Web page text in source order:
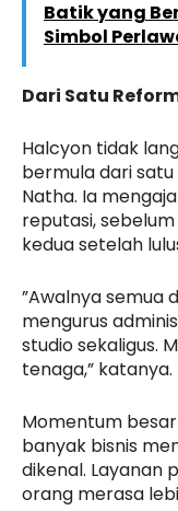
Batik yang
Simbol
Dari Satu
Halcyon tidak
bermula dari
Natha. Ia
reputasi,
kedua setelah
”Awalnya semua
mengurus
studio sekaligus.
tenaga,” katanya.
Momentum
banyak bisnis
dikenal. Layanan
orang merasa